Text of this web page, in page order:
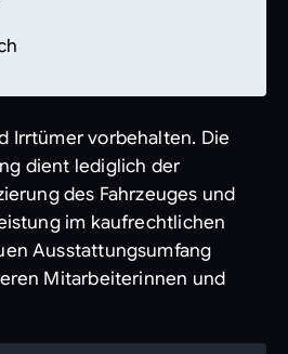
Irrtümer vorbehalten. Die
dient lediglich der
des Fahrzeuges und
im kaufrechtlichen
Ausstattungsumfang
Mitarbeiterinnen und